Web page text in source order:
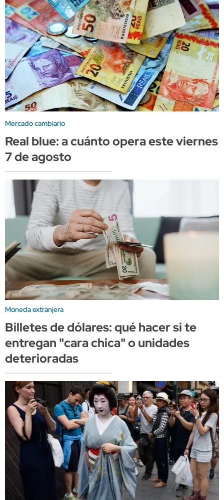
Mercado cambiario
Real blue: a cuánto opera este viernes
7 de agosto
Moneda extranjera
Billetes de dólares: qué hacer si te
entregan "cara chica" o unidades
deterioradas